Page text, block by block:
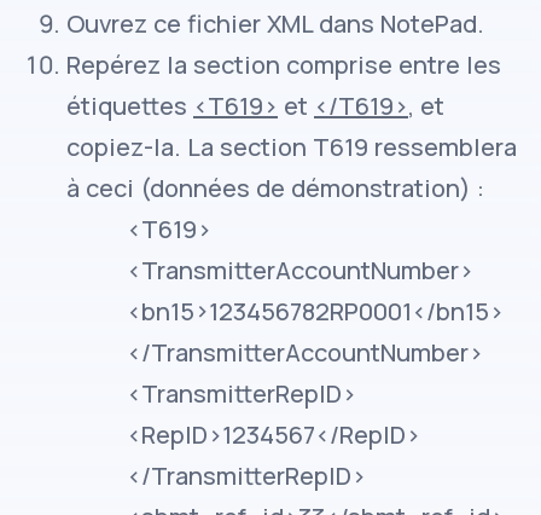
Ouvrez ce fichier XML dans NotePad.
Repérez la section comprise entre les
étiquettes <T619> et </T619>, et
copiez-la. La section T619 ressemblera
à ceci (données de démonstration) :
<T619>
<TransmitterAccountNumber>
<bn15>123456782RP0001</bn15>
</TransmitterAccountNumber>
<TransmitterRepID>
<RepID>1234567</RepID>
</TransmitterRepID>